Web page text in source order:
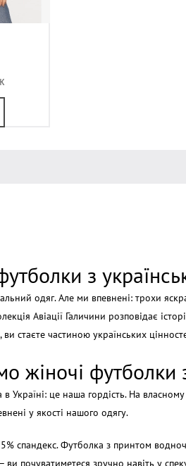
з
одяг. Але ми впевнені: трохи
Авіації Галичини розповідає
стаєте частиною українських
жіночі футболки
Україні: це наша гордість. На
у якості нашого одягу.
спандекс. Футболка з принтом
почуватиметеся зручно навіть у